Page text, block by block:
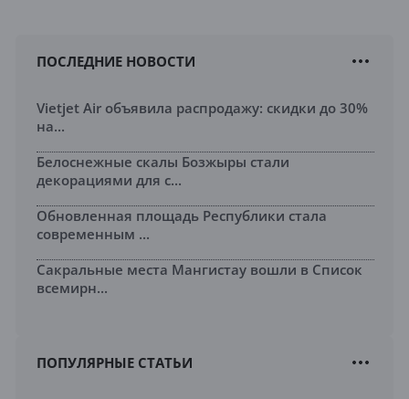
ПОСЛЕДНИЕ НОВОСТИ
Vietjet Air объявила распродажу: скидки до 30%
на...
Белоснежные скалы Бозжыры стали
декорациями для с...
Обновленная площадь Республики стала
современным ...
Сакральные места Мангистау вошли в Список
всемирн...
ПОПУЛЯРНЫЕ СТАТЬИ